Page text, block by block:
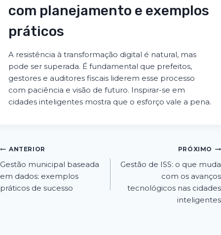
com planejamento e exemplos
práticos
A resistência à transformação digital é natural, mas
pode ser superada. É fundamental que prefeitos,
gestores e auditores fiscais liderem esse processo
com paciência e visão de futuro. Inspirar-se em
cidades inteligentes mostra que o esforço vale a pena.
ANTERIOR
Gestão municipal baseada
em dados: exemplos
práticos de sucesso
PRÓXIMO
Gestão de ISS: o que muda
com os avanços
tecnológicos nas cidades
inteligentes